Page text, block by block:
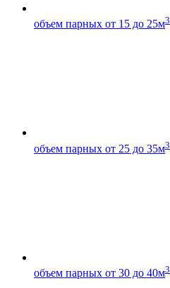
объем парных от 15 до 25м3
объем парных от 25 до 35м3
объем парных от 30 до 40м3